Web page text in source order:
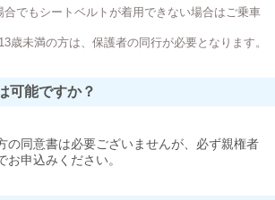
でもシートベルトが着用できない場合はご乗車
歳未満の方は、保護者の同行が必要となります。
可能ですか？
の同意書は必要ございませんが、必ず親権者
申込みください。